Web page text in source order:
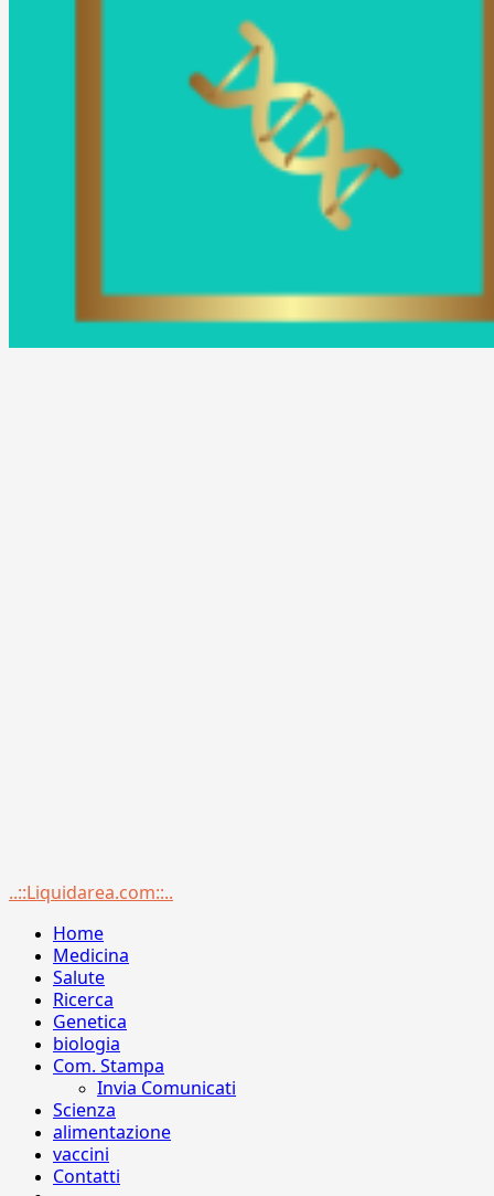
Menu
..::Liquidarea.com::..
Home
Medicina
Salute
Ricerca
Genetica
biologia
Com. Stampa
Invia Comunicati
Scienza
alimentazione
vaccini
Contatti